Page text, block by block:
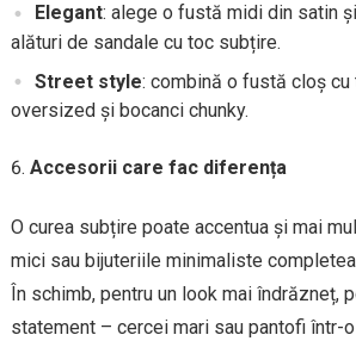
Elegant: alege o fustă midi din satin
alături de sandale cu toc subțire.
Street style: combină o fustă cloș cu
oversized și bocanci chunky.
Accesorii care fac diferența
O curea subțire poate accentua și mai
mici sau bijuteriile minimaliste
În schimb, pentru un look mai îndrăzneț,
statement – cercei mari sau pantofi într-